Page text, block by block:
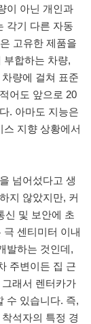
이 아닌 개인과
각기 다른 자동
고유한 제품을
부합하는 차량,
량에 걸쳐 표준
어도 앞으로 20
. 아마도 지능은
지향 상황에서
넘어섰다고 생
지 않았지만, 커
신 및 보안에 초
센티미터 이내
발하는 것인데,
주변이든 집 근
래서 렌터카가
수 있습니다. 즉,
석자의 특정 경